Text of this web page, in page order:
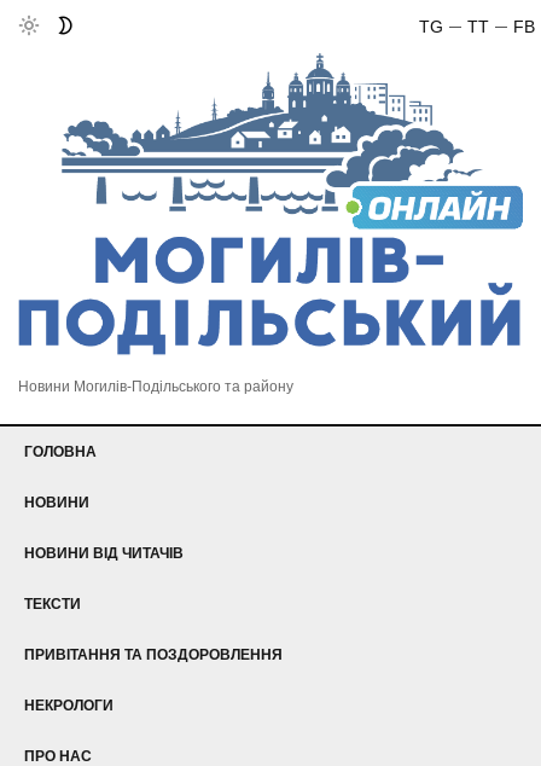
FB
TT
TG
Новини Могилів-Подільського та району
ГОЛОВНА
НОВИНИ
НОВИНИ ВІД ЧИТАЧІВ
ТЕКСТИ
ПРИВІТАННЯ ТА ПОЗДОРОВЛЕННЯ
НЕКРОЛОГИ
ПРО НАС